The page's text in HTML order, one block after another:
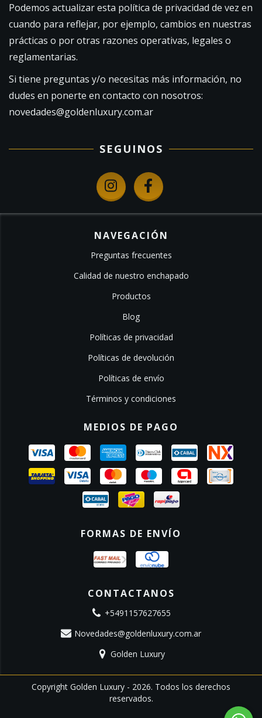
Podemos actualizar esta política de privacidad de vez en
cuando para reflejar, por ejemplo, cambios en nuestras
prácticas o por otras razones operativas, legales o
reglamentarias.
Si tiene preguntas y/o necesitas más información, no
dudes en ponerte en contacto con nosotros:
novedades@goldenluxury.com.ar
SEGUINOS
NAVEGACIÓN
Preguntas frecuentes
Calidad de nuestro enchapado
Productos
Blog
Políticas de privacidad
Políticas de devolución
Políticas de envío
Términos y condiciones
MEDIOS DE PAGO
FORMAS DE ENVÍO
CONTACTANOS
+5491157627655
Novedades@goldenluxury.com.ar
Golden Luxury
Copyright Golden Luxury - 2026. Todos los derechos
reservados.